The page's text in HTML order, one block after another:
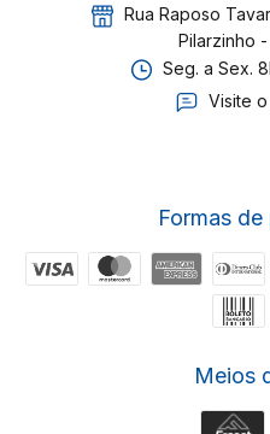
Rua Raposo
Pilarzinho
Seg. a Sex.
Visite
Formas
Meios